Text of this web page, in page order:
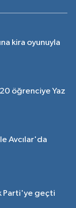
kira oyunuyla
20 öğrenciye Yaz
Avcılar'da
Parti'ye geçti